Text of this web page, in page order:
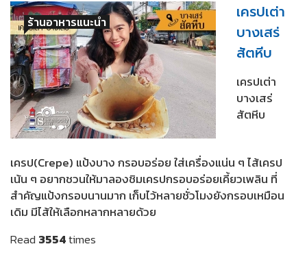
ร้านอาหารแนะนำ
เครปเต่า
บางเสร่
สัตหีบ
เครปเต่า
บางเสร่
สัตหีบ
เครป(Crepe) แป้งบาง กรอบอร่อย ใส่เครื่องแน่น ๆ ไส้เครป
เน้น ๆ อยากชวนให้มาลองชิมเครปกรอบอร่อยเคี้ยวเพลิน ที่
สำคัญแป้งกรอบนานมาก เก็บไว้หลายชั่วโมงยังกรอบเหมือน
เดิม มีไส้ให้เลือกหลากหลายด้วย
Read 3554times